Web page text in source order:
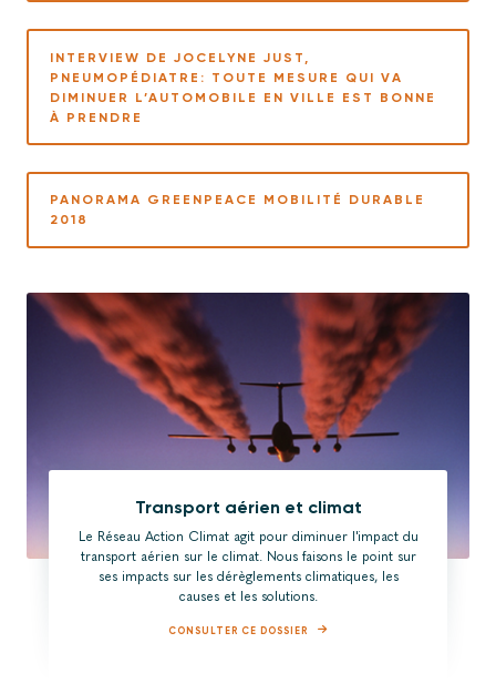
INTERVIEW DE JOCELYNE JUST,
PNEUMOPÉDIATRE: TOUTE MESURE QUI VA
DIMINUER L’AUTOMOBILE EN VILLE EST BONNE
À PRENDRE
PANORAMA GREENPEACE MOBILITÉ DURABLE
2018
Transport aérien et climat
Le Réseau Action Climat agit pour diminuer l'impact du
transport aérien sur le climat. Nous faisons le point sur
ses impacts sur les dérèglements climatiques, les
causes et les solutions.
CONSULTER CE DOSSIER